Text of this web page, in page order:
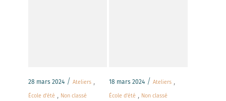
28 mars 2024/ Ateliers,
École d'été, Non classé
18 mars 2024/ Ateliers,
École d'été, Non classé